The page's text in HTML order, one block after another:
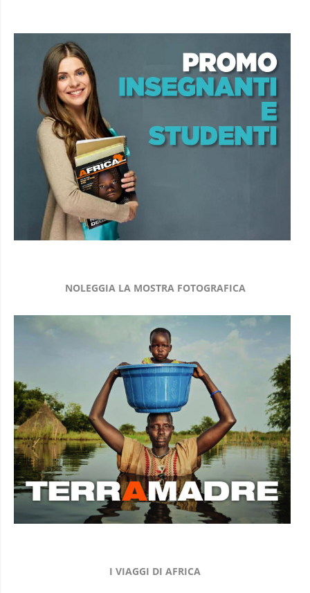
NOLEGGIA LA MOSTRA FOTOGRAFICA
I VIAGGI DI AFRICA